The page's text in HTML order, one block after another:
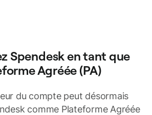
Spendesk en tant que
Agréée (PA)
du compte peut désormais
comme Plateforme Agréée